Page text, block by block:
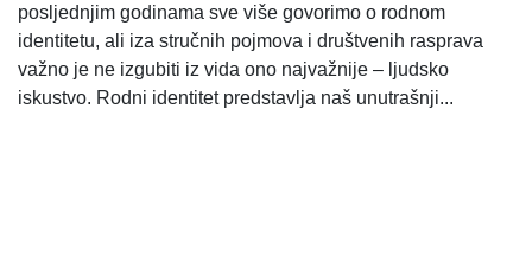
posljednjim godinama sve više govorimo o rodnom
identitetu, ali iza stručnih pojmova i društvenih rasprava
važno je ne izgubiti iz vida ono najvažnije – ljudsko
iskustvo. Rodni identitet predstavlja naš unutrašnji...